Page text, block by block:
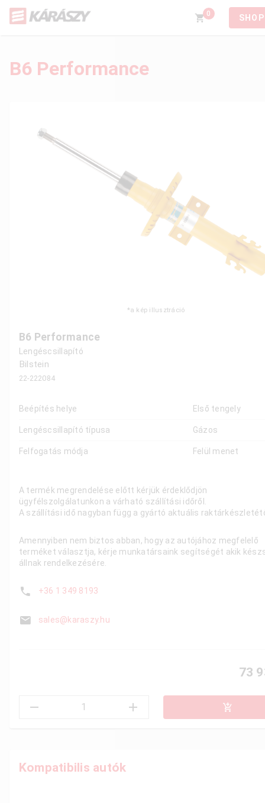
0 SHOP
B6 Performance
*a kép illusztráció
B6 Performance
Lengéscsillapító
Bilstein
22-222084
Beépítés helye Első tengely
Lengéscsillapító típusa Gázos
Felfogatás módja Felül menet
A termék megrendelése előtt kérjük érdeklődjön
ügyfélszolgálatunkon a várható szállítási időről.
A szállítási idő nagyban függ a gyártó aktuális
Amennyiben nem biztos abban, hogy az autójához megfelelő
terméket választja, kérje munkatársaink segítségét akik
állnak rendelkezésére.
+36 1 349 8193
sales@karaszy.hu
73
Kompatibilis autók